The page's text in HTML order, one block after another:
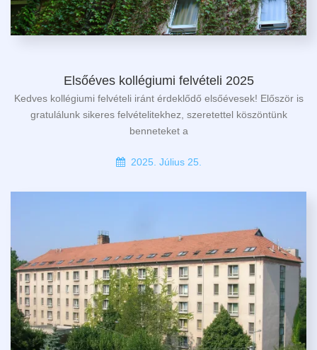
Elsőéves kollégiumi felvételi 2025
Kedves kollégiumi felvételi iránt érdeklődő elsőévesek! Először is
gratulálunk sikeres felvételitekhez, szeretettel köszöntünk
benneteket a
2025. Július 25.